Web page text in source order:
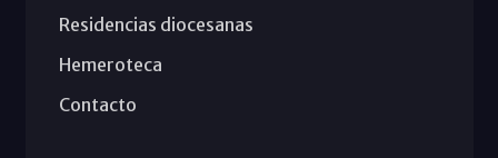
Residencias diocesanas
Hemeroteca
Contacto